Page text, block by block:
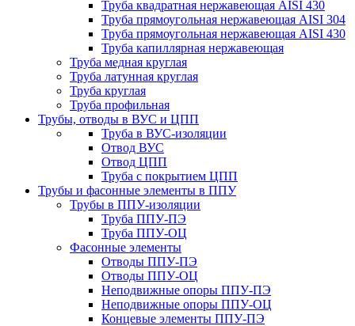
Труба квадратная нержавеющая AISI 430
Труба прямоугольная нержавеющая AISI 304
Труба прямоугольная нержавеющая AISI 430
Труба капиллярная нержавеющая
Труба медная круглая
Труба латунная круглая
Труба круглая
Труба профильная
Трубы, отводы в ВУС и ЦПП
Труба в ВУС-изоляции
Отвод ВУС
Отвод ЦПП
Труба с покрытием ЦПП
Трубы и фасонные элементы в ППУ
Трубы в ППУ-изоляции
Труба ППУ-ПЭ
Труба ППУ-ОЦ
Фасонные элементы
Отводы ППУ-ПЭ
Отводы ППУ-ОЦ
Неподвижные опоры ППУ-ПЭ
Неподвижные опоры ППУ-ОЦ
Концевые элементы ППУ-ПЭ